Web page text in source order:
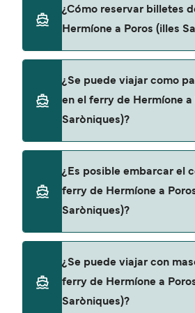
de Hermíone a Poros (illes
¿Cómo reservar billetes
Hermíone a Poros (illes
ferry online. Además, también
nuestra página de ofertas
últimas promociones y
¿Se puede viajar como
en el ferry de Hermíone a
Saròniques)?
Blue Star Ferries
¿Es posible embarcar el
ferry de Hermíone a
Saròniques)?
Blue Star Ferries
¿Se puede viajar con
ferry de Hermíone a
Saròniques)?